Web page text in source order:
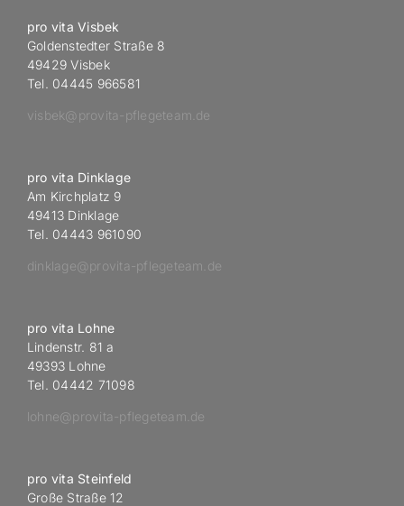
pro vita Visbek
Goldenstedter Straße 8
49429 Visbek
Tel. 04445 966581
visbek@provita-pflegeteam.de
pro vita Dinklage
Am Kirchplatz 9
49413 Dinklage
Tel. 04443 961090
dinklage@provita-pflegeteam.de
pro vita Lohne
Lindenstr. 81 a
49393 Lohne
Tel. 04442 71098
lohne@provita-pflegeteam.de
pro vita Steinfeld
Große Straße 12